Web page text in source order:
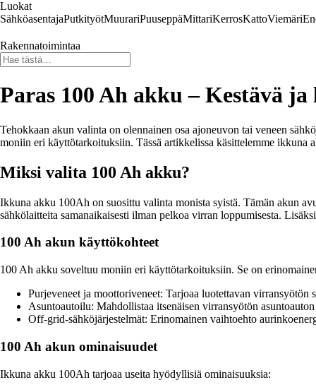
Luokat
SähköasentajaPutkityötMuurariPuuseppäMittariKerrosKattoViemäri
Rakennatoimintaa
Paras 100 Ah akku – Kestävä
Tehokkaan akun valinta on olennainen osa ajoneuvon tai veneen
moniin eri käyttötarkoituksiin. Tässä artikkelissa käsittelemme ikkuna
Miksi valita 100 Ah akku?
Ikkuna akku 100Ah on suosittu valinta monista syistä. Tämän akun
sähkölaitteita samanaikaisesti ilman pelkoa virran loppumisesta.
100 Ah akun käyttökohteet
100 Ah akku soveltuu moniin eri käyttötarkoituksiin. Se on
Purjeveneet ja moottoriveneet: Tarjoaa luotettavan
Asuntoautoilu: Mahdollistaa itsenäisen virransyötön
Off-grid-sähköjärjestelmät: Erinomainen vaihtoehto
100 Ah akun ominaisuudet
Ikkuna akku 100Ah tarjoaa useita hyödyllisiä ominaisuuksia: